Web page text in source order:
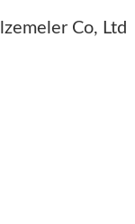
Co, Ltd